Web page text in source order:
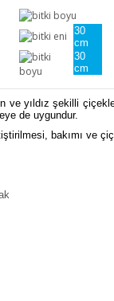
30
cm
30
cm
yıldız şekilli
de uygundur.
bakımı ve